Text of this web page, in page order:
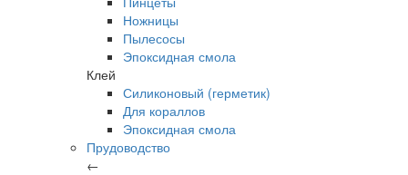
Ножницы
Пылесосы
Эпоксидная смола
Клей
Силиконовый (герметик)
Для кораллов
Эпоксидная смола
Прудоводство
←